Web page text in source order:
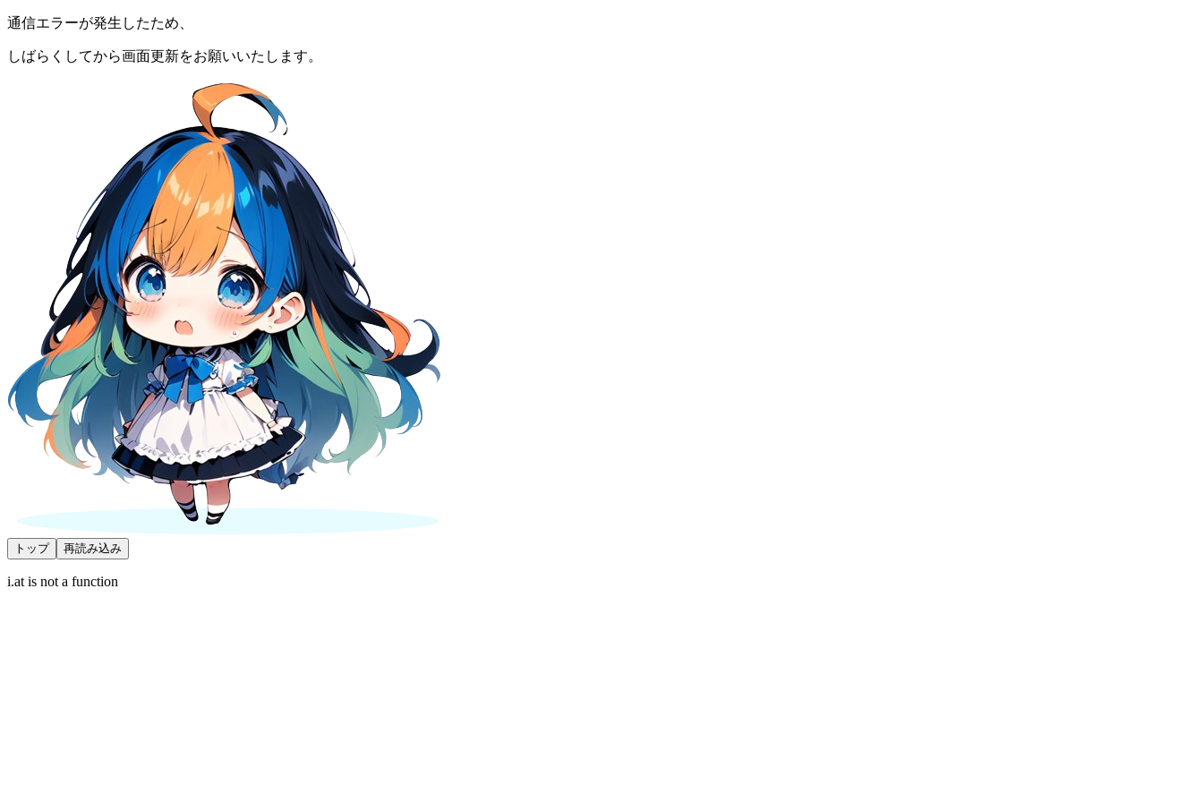
通信エラーが発生したため、
しばらくしてから画面更新をお願いいたします。
トップ 再読み込み
i.at is not a function